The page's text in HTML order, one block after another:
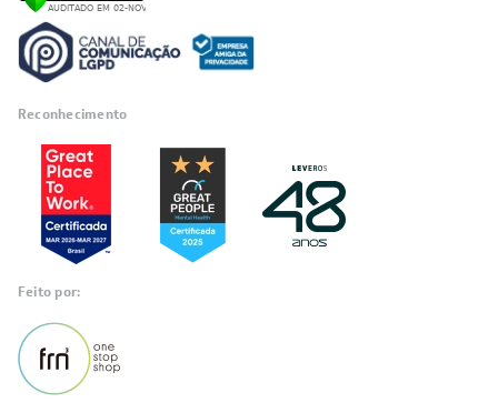
Reconhecimento
Feito por: